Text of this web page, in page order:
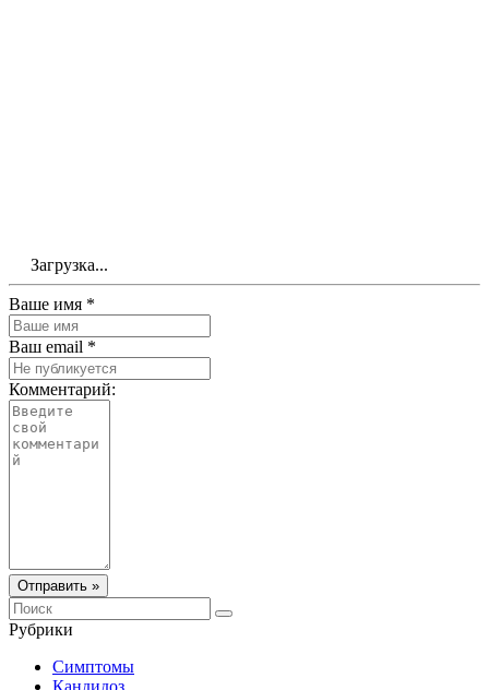
Загрузка...
Ваше имя *
Ваш email *
Комментарий:
Отправить »
Рубрики
Симптомы
Кандидоз